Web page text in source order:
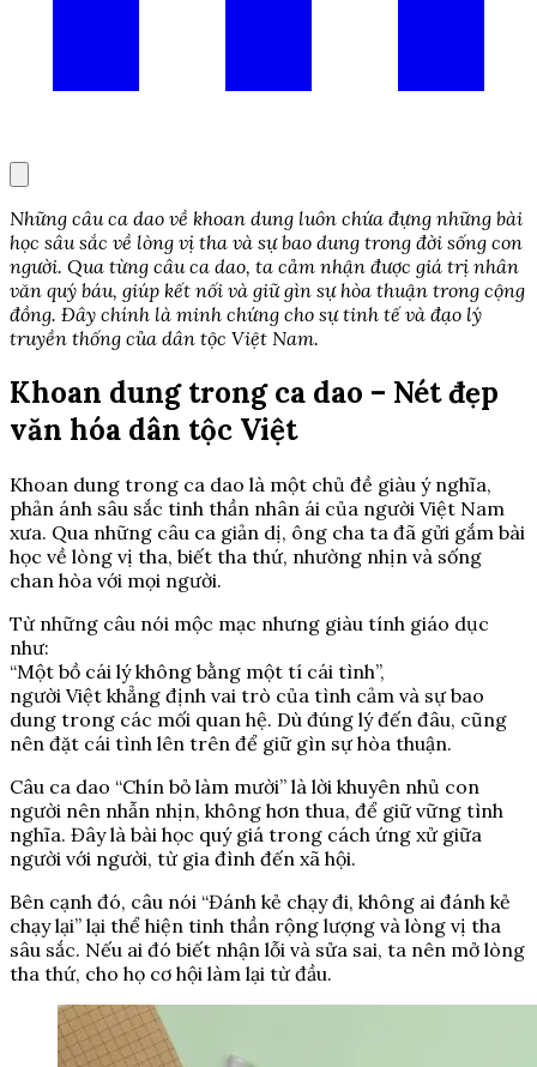
Những câu ca dao về khoan dung luôn chứa đựng những bài
học sâu sắc về lòng vị tha và sự bao dung trong đời sống con
người. Qua từng câu ca dao, ta cảm nhận được giá trị nhân
văn quý báu, giúp kết nối và giữ gìn sự hòa thuận trong cộng
đồng. Đây chính là minh chứng cho sự tinh tế và đạo lý
truyền thống của dân tộc Việt Nam.
Khoan dung trong ca dao – Nét đẹp
văn hóa dân tộc Việt
Khoan dung trong ca dao là một chủ đề giàu ý nghĩa,
phản ánh sâu sắc tinh thần nhân ái của người Việt Nam
xưa. Qua những câu ca giản dị, ông cha ta đã gửi gắm bài
học về lòng vị tha, biết tha thứ, nhường nhịn và sống
chan hòa với mọi người.
Từ những câu nói mộc mạc nhưng giàu tính giáo dục
như:
“Một bồ cái lý không bằng một tí cái tình”,
người Việt khẳng định vai trò của tình cảm và sự bao
dung trong các mối quan hệ. Dù đúng lý đến đâu, cũng
nên đặt cái tình lên trên để giữ gìn sự hòa thuận.
Câu ca dao “Chín bỏ làm mười” là lời khuyên nhủ con
người nên nhẫn nhịn, không hơn thua, để giữ vững tình
nghĩa. Đây là bài học quý giá trong cách ứng xử giữa
người với người, từ gia đình đến xã hội.
Bên cạnh đó, câu nói “Đánh kẻ chạy đi, không ai đánh kẻ
chạy lại” lại thể hiện tinh thần rộng lượng và lòng vị tha
sâu sắc. Nếu ai đó biết nhận lỗi và sửa sai, ta nên mở lòng
tha thứ, cho họ cơ hội làm lại từ đầu.